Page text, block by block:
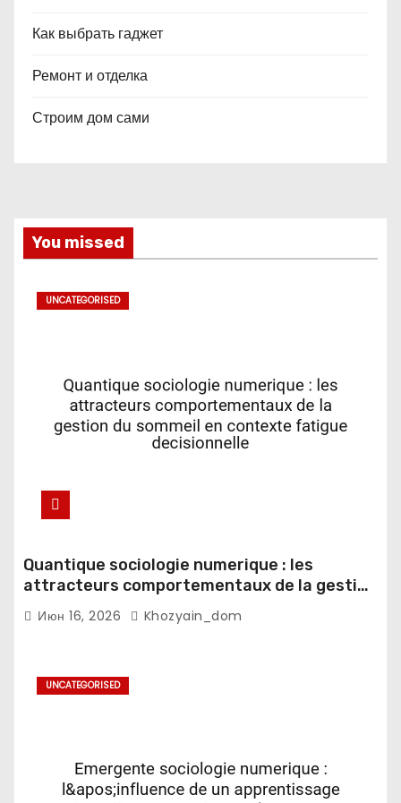
Как выбрать гаджет
Ремонт и отделка
Строим дом сами
You missed
UNCATEGORISED
Quantique sociologie numerique : les
attracteurs comportementaux de la gestion
du sommeil en contexte fatigue
decisionnelle
Июн 16, 2026 Khozyain_dom
UNCATEGORISED